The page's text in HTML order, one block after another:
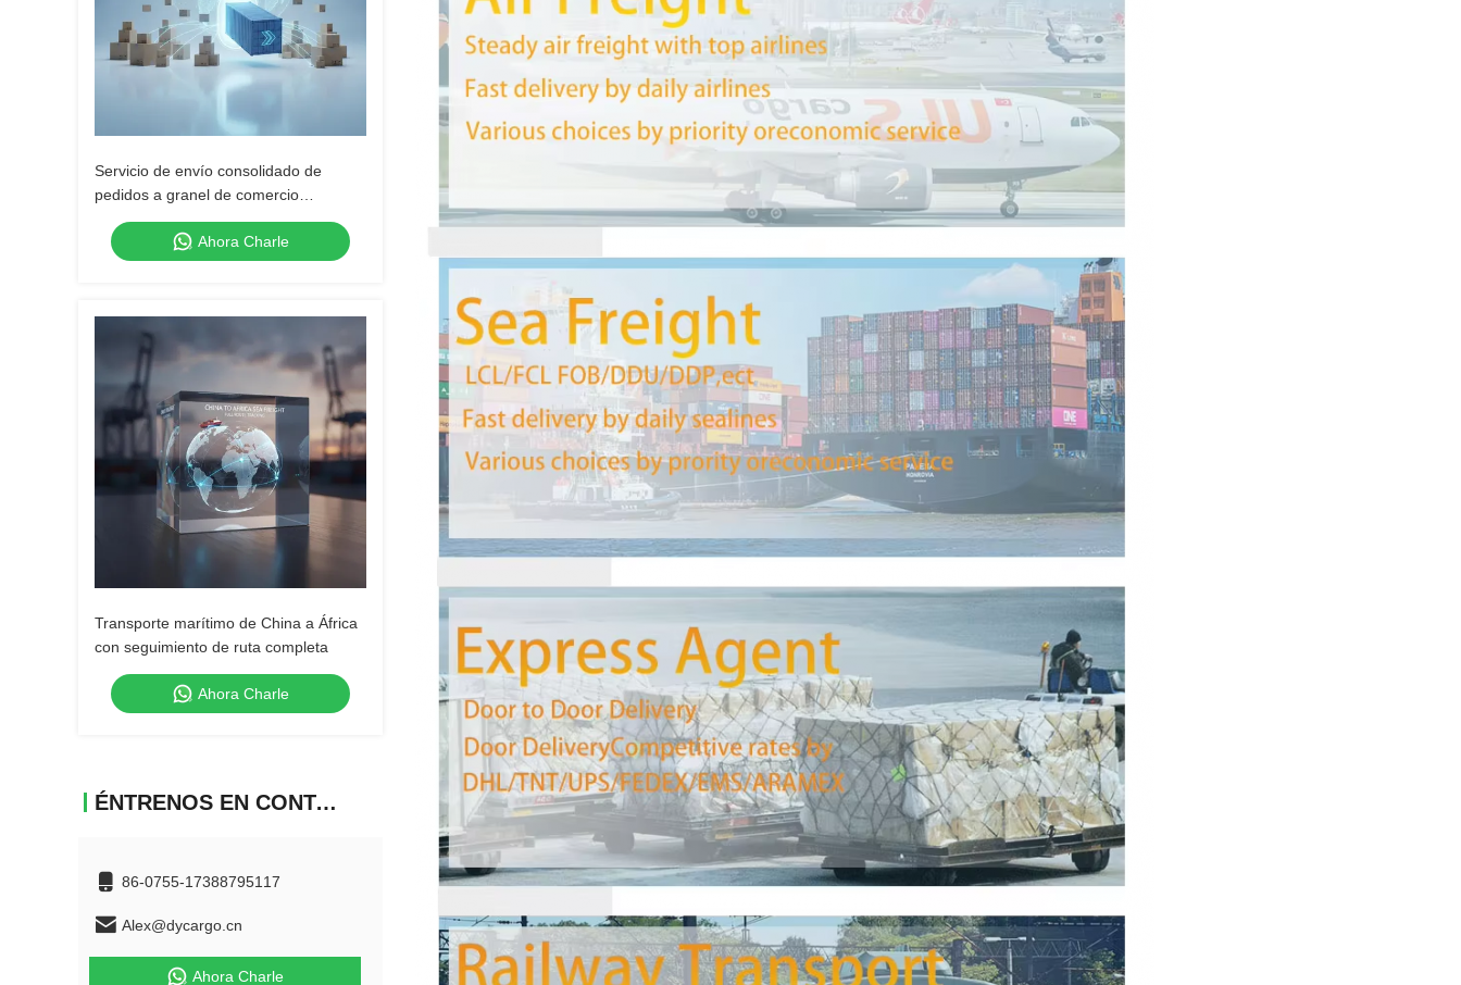
Servicio de envío consolidado de
pedidos a granel de comercio
electrónico
Ahora Charle
Transporte marítimo de China a África
con seguimiento de ruta completa
Ahora Charle
ÉNTRENOS EN CONTACTO CON
86-0755-17388795117
Alex@dycargo.cn
Ahora Charle